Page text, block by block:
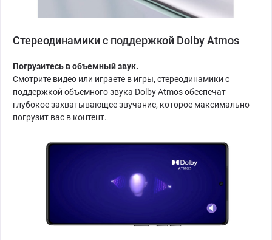
Стереодинамики с поддержкой Dolby Atmos
Погрузитесь в объемный звук.
Смотрите видео или играете в игры, стереодинамики с
поддержкой объемного звука Dolby Atmos обеспечат
глубокое захватывающее звучание, которое максимально
погрузит вас в контент.